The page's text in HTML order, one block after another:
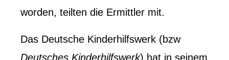
worden, teilten die Ermittler mit.
Das Deutsche Kinderhilfswerk (bzw
Deutsches Kinderhilfswerk) hat in seinem